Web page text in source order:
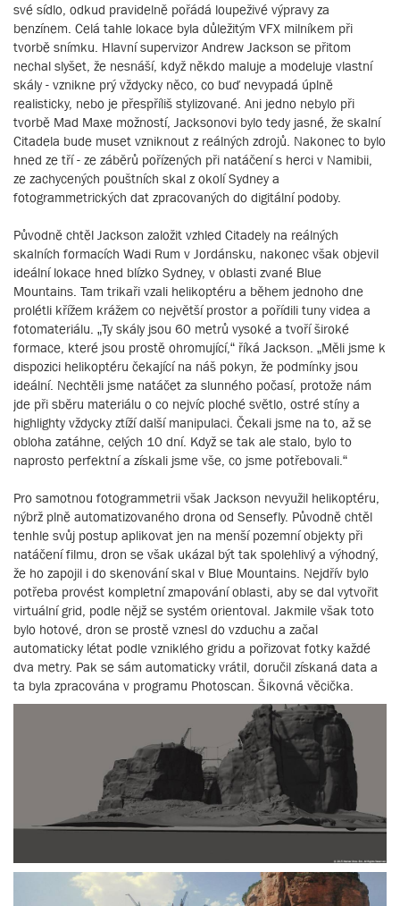
své sídlo, odkud pravidelně pořádá loupeživé výpravy za
benzínem. Celá tahle lokace byla důležitým VFX milníkem při
tvorbě snímku. Hlavní supervizor Andrew Jackson se přitom
nechal slyšet, že nesnáší, když někdo maluje a modeluje vlastní
skály - vznikne prý vždycky něco, co buď nevypadá úplně
realisticky, nebo je přespříliš stylizované. Ani jedno nebylo při
tvorbě Mad Maxe možností, Jacksonovi bylo tedy jasné, že skalní
Citadela bude muset vzniknout z reálných zdrojů. Nakonec to bylo
hned ze tří - ze záběrů pořízených při natáčení s herci v Namibii,
ze zachycených pouštních skal z okolí Sydney a
fotogrammetrických dat zpracovaných do digitální podoby.
Původně chtěl Jackson založit vzhled Citadely na reálných
skalních formacích Wadi Rum v Jordánsku, nakonec však objevil
ideální lokace hned blízko Sydney, v oblasti zvané Blue
Mountains. Tam trikaři vzali helikoptéru a během jednoho dne
prolétli křížem krážem co největší prostor a pořídili tuny videa a
fotomateriálu. „Ty skály jsou 60 metrů vysoké a tvoří široké
formace, které jsou prostě ohromující,“ říká Jackson. „Měli jsme k
dispozici helikoptéru čekající na náš pokyn, že podmínky jsou
ideální. Nechtěli jsme natáčet za slunného počasí, protože nám
jde při sběru materiálu o co nejvíc ploché světlo, ostré stíny a
highlighty vždycky ztíží další manipulaci. Čekali jsme na to, až se
obloha zatáhne, celých 10 dní. Když se tak ale stalo, bylo to
naprosto perfektní a získali jsme vše, co jsme potřebovali.“
Pro samotnou fotogrammetrii však Jackson nevyužil helikoptéru,
nýbrž plně automatizovaného drona od Sensefly. Původně chtěl
tenhle svůj postup aplikovat jen na menší pozemní objekty při
natáčení filmu, dron se však ukázal být tak spolehlivý a výhodný,
že ho zapojil i do skenování skal v Blue Mountains. Nejdřív bylo
potřeba provést kompletní zmapování oblasti, aby se dal vytvořit
virtuální grid, podle nějž se systém orientoval. Jakmile však toto
bylo hotové, dron se prostě vznesl do vzduchu a začal
automaticky létat podle vzniklého gridu a pořizovat fotky každé
dva metry. Pak se sám automaticky vrátil, doručil získaná data a
ta byla zpracována v programu Photoscan. Šikovná věcička.